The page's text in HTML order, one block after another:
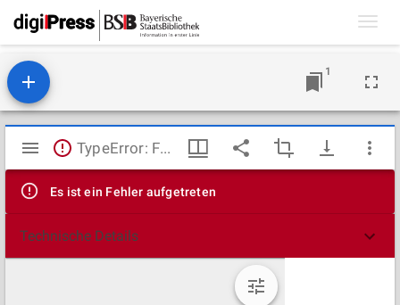
1
Mirador
Viewer
TypeError: Failed to fetch
Es ist ein Fehler aufgetreten
Technische Details